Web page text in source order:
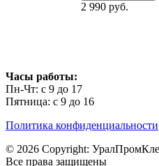
2 990 руб.
Часы работы:
Пн-Чт: с 9 до 17
Пятница: с 9 до 16
Политика конфиденциальности
© 2026 Copyright:
Все права защищены